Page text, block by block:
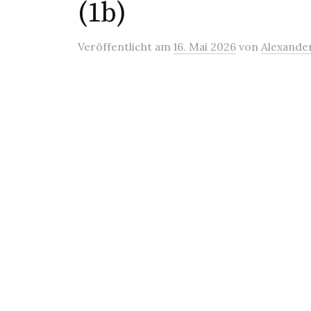
(1b)
Veröffentlicht am 16. Mai 2026 von